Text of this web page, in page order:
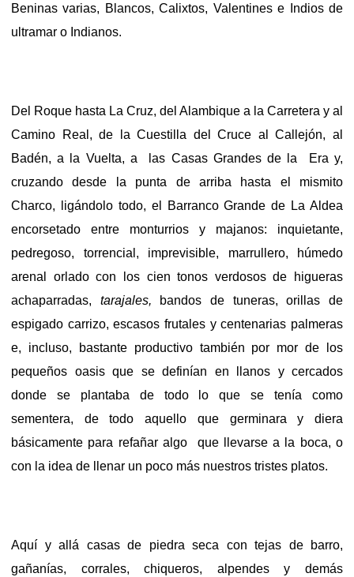
Beninas varias, Blancos, Calixtos, Valentines e Indios de
ultramar o Indianos.
Del Roque hasta La Cruz, del Alambique a la Carretera y al
Camino Real, de la Cuestilla del Cruce al Callejón, al
Badén, a la Vuelta, a las Casas Grandes de la Era y,
cruzando desde la punta de arriba hasta el mismito
Charco, ligándolo todo, el Barranco Grande de La Aldea
encorsetado entre monturrios y majanos: inquietante,
pedregoso, torrencial, imprevisible, marrullero, húmedo
arenal orlado con los cien tonos verdosos de higueras
achaparradas, tarajales, bandos de tuneras, orillas de
espigado carrizo, escasos frutales y centenarias palmeras
e, incluso, bastante productivo también por mor de los
pequeños oasis que se definían en llanos y cercados
donde se plantaba de todo lo que se tenía como
sementera, de todo aquello que germinara y diera
básicamente para refañar algo que llevarse a la boca, o
con la idea de llenar un poco más nuestros tristes platos.
Aquí y allá casas de piedra seca con tejas de barro,
gañanías, corrales, chiqueros, alpendes y demás